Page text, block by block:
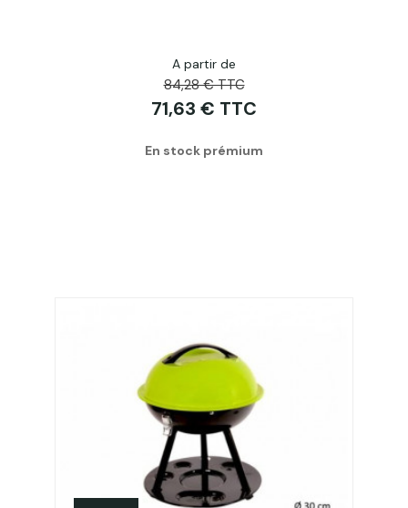
A partir de
84,28 € TTC
71,63 € TTC
En stock prémium